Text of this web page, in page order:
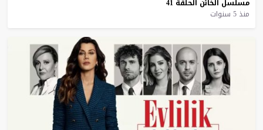
مسلسل الخائن الحلقة 41
منذ 5 سنوات